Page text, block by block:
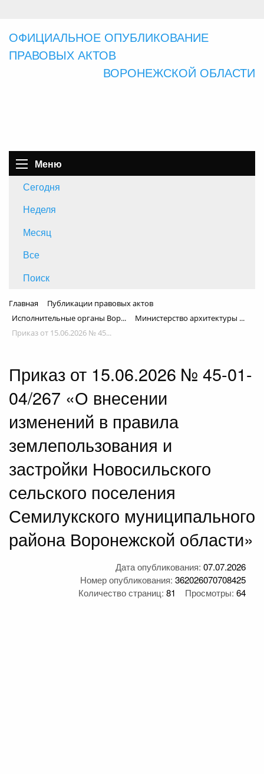
ОФИЦИАЛЬНОЕ ОПУБЛИКОВАНИЕ
ПРАВОВЫХ АКТОВ
ВОРОНЕЖСКОЙ ОБЛАСТИ
Меню
Сегодня
Неделя
Месяц
Все
Поиск
Главная
Публикации правовых актов
Исполнительные органы Вор...
Министерство архитектуры ...
Приказ от 15.06.2026 № 45...
Приказ от 15.06.2026 № 45-01-
04/267 «О внесении
изменений в правила
землепользования и
застройки Новосильского
сельского поселения
Семилукского муниципального
района Воронежской области»
Дата опубликования: 07.07.2026
Номер опубликования: 362026070708425
Количество страниц: 81 Просмотры: 64